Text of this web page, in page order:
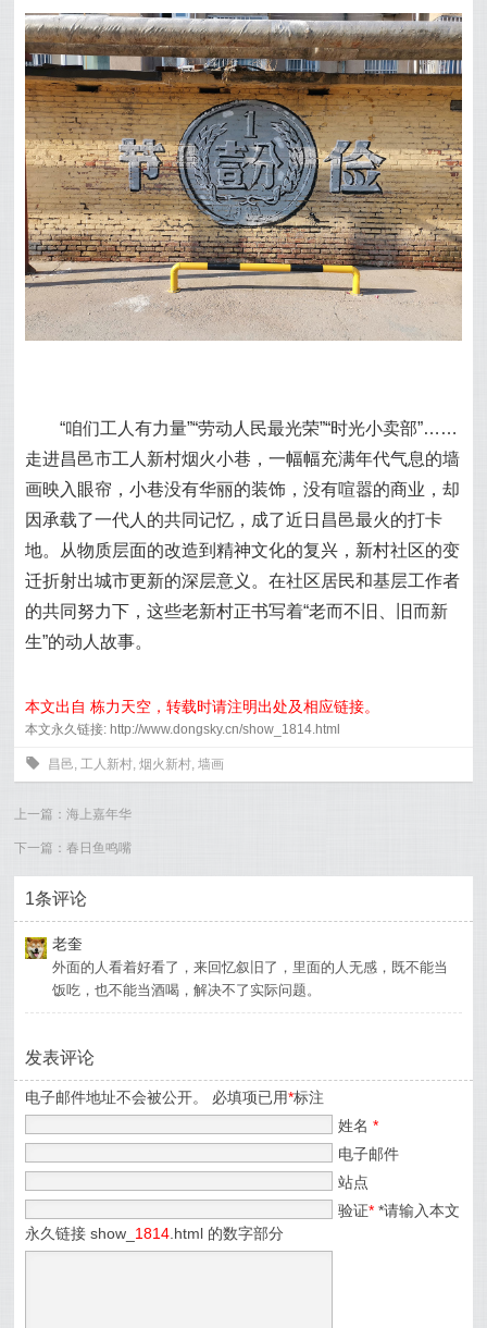
“咱们工人有力量”“劳动人民最光荣”“时光小卖部”……
走进昌邑市工人新村烟火小巷，一幅幅充满年代气息的墙
画映入眼帘，小巷没有华丽的装饰，没有喧嚣的商业，却
因承载了一代人的共同记忆，成了近日昌邑最火的打卡
地。 从物质层面的改造到精神文化的复兴，新村社区的变
迁折射出城市更新的深层意义。在社区居民和基层工作者
的共同努力下，这些老新村正书写着“老而不旧、旧而新
生”的动人故事。
本文出自 栋力天空，转载时请注明出处及相应链接。
本文永久链接: http://www.dongsky.cn/show_1814.html
0 昌邑,工人新村,烟火新村,墙画
上一篇：海上嘉年华
下一篇：春日鱼鸣嘴
1条评论
老奎
外面的人看着好看了，来回忆叙旧了，里面的人无感，既不能当
饭吃，也不能当酒喝，解决不了实际问题。
发表评论
电子邮件地址不会被公开。 必填项已用*标注
姓名*
电子邮件
站点
验证* *请输入本文
永久链接 show_ 1814.html 的数字部分